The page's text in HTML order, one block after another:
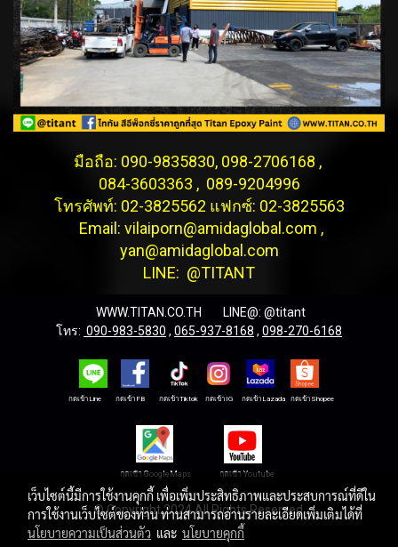
มือถือ: 090-9835830, 098-2706168 ,
084-3603363 , 089-9204996
โทรศัพท์: 02-3825562 แฟกซ์: 02-3825563
Email: vilaiporn@amidaglobal.com ,
yan@amidaglobal.com
LINE: @TITANT
WWW.TITAN.CO.TH LINE@: @titant
โทร: 090-983-5830 , 065-937-8168 , 098-270-6168
กดเข้าLine กดเข้าFB กดเข้าTiktok กดเข้าIG กดเข้าLazada กดเข้าShopee
กดเข้า GoogleMaps กดเข้า Youtube
© Copyright 2024 All Rights Reserved.
เว็บไซต์นี้มีการใช้งานคุกกี้ เพื่อเพิ่มประสิทธิภาพและประสบการณ์ที่ดีใน
การใช้งานเว็บไซต์ของท่าน ท่านสามารถอ่านรายละเอียดเพิ่มเติมได้ที่
นโยบายความเป็นส่วนตัว และ นโยบายคุกกี้